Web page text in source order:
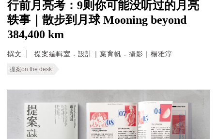
行前月亮考：9则你可能没听过的月亮
轶事｜散步到月球 Mooning beyond
384,400 km
撰文 提案編輯室．設計｜葉育帆．攝影｜楊雅淳
提案on the desk